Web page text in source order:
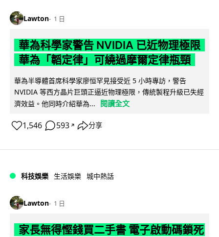
Lawton 1 日
華為科學家警告 NVIDIA 已近物理極限
華為「韜定律」可繞過摩爾定律瓶頸
華為半導體首席科學家廖恒罕見接受近 5 小時專訪，警告
NVIDIA 等西方晶片巨頭正逼近物理極限，傳統製程升級已失經
濟效益。他同時介紹華為...
閱讀全文
1,546 593 ↗ 分享
科技娛樂 生活娛樂 城中熱話
Lawton 1 日
家長無得慳錢買二手書 電子啟動碼鎖死